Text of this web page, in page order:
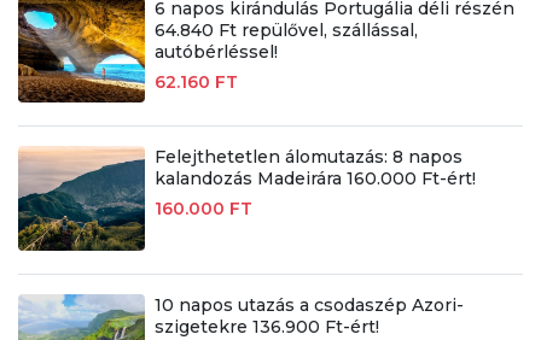
6 napos kirándulás Portugália déli részén
64.840 Ft repülővel, szállással,
autóbérléssel!
62.160 FT
Felejthetetlen álomutazás: 8 napos
kalandozás Madeirára 160.000 Ft-ért!
160.000 FT
10 napos utazás a csodaszép Azori-
szigetekre 136.900 Ft-ért!